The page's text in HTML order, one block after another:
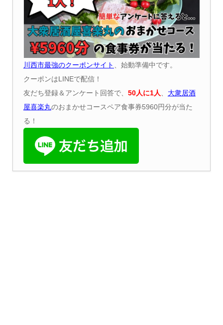
川西市最強のクーポンサイト 、始動準備中です。
クーポンはLINEで配信！
友だち登録＆アンケート回答で、 50人に1人、 大衆居酒
屋喜楽丸のおまかせコースペア食事券5960円分が当た
る！